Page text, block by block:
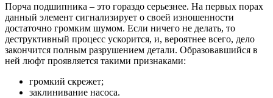
Порча подшипника – это гораздо серьезнее. На первых порах
данный элемент сигнализирует о своей изношенности
достаточно громким шумом. Если ничего не делать, то
деструктивный процесс ускорится, и, вероятнее всего, дело
закончится полным разрушением детали. Образовавшийся в
ней люфт проявляется такими признаками:
громкий скрежет;
заклинивание насоса.